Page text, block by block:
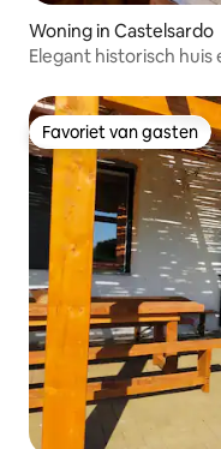
Woning in Castelsardo
Elegant historisch
Favoriet van gasten
Favoriet van gasten